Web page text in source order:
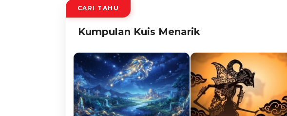
CARI TAHU
Kumpulan Kuis Menarik